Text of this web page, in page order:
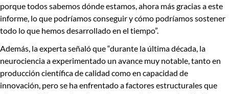
porque todos sabemos dónde estamos, ahora más gracias a este
informe, lo que podríamos conseguir y cómo podríamos sostener
todo lo que hemos desarrollado en el tiempo”.
Además, la experta señaló que“durante la última década, la
neurociencia a experimentado un avance muy notable, tanto en
producción científica de calidad como en capacidad de
innovación, pero se ha enfrentado a factores estructurales que